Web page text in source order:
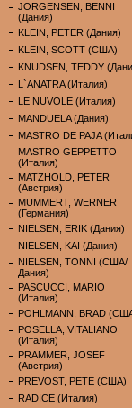
JORGENSEN, BENNI
(Дания)
KLEIN, PETER (Дания)
KLEIN, SCOTT (США)
KNUDSEN, TEDDY
L`ANATRA (Италия)
LE NUVOLE (Италия)
MANDUELA (Дания)
MASTRO DE PAJA
MASTRO GEPPETTO
(Италия)
MATZHOLD, PETER
(Австрия)
MUMMERT, WERNER
(Германия)
NIELSEN, ERIK (Дания)
NIELSEN, KAI (Дания)
NIELSEN, TONNI (США/
Дания)
PASCUCCI, MARIO
(Италия)
POHLMANN, BRAD
POSELLA, VITALIANO
(Италия)
PRAMMER, JOSEF
(Австрия)
PREVOST, PETE (США)
RADICE (Италия)